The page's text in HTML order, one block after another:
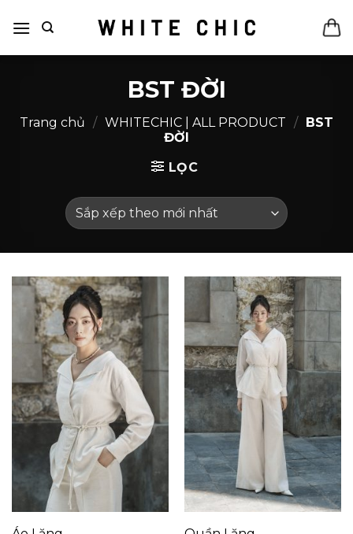
qua
BST ĐỜI
Trang chủ / WHITECHIC | ALL PRODUCT /
BST
ĐỜI
LỌC